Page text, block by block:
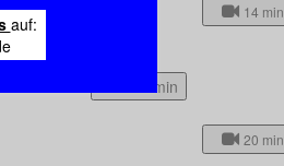
auf:
14 min
20 min
20 min